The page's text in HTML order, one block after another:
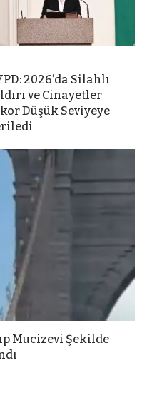
2026’da Silahlı
ve Cinayetler
Düşük Seviyeye
Mucizevi Şekilde